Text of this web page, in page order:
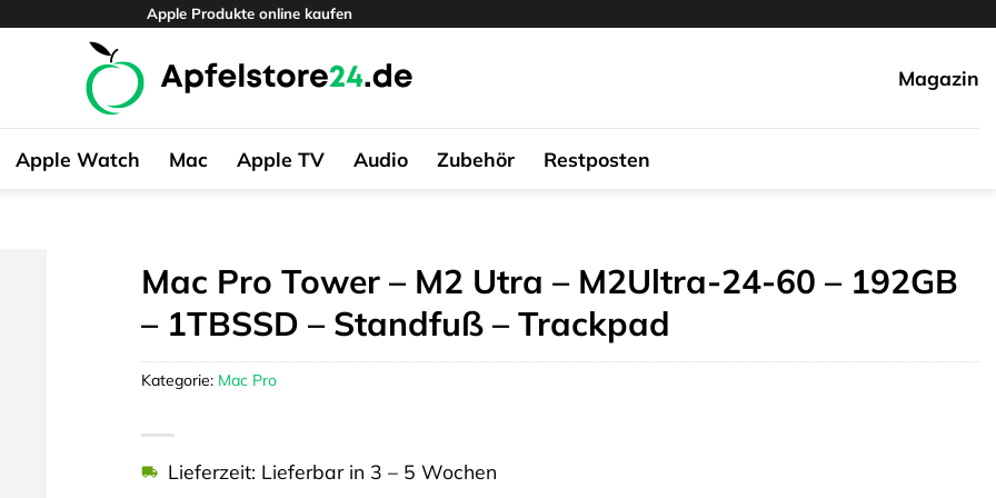
Apple Produkte online kaufen
Magazin
Apple Watch Mac Apple TV Audio Zubehör Restposten
Mac Pro Tower – M2 Utra – M2Ultra-24-60 – 192GB
– 1TBSSD – Standfuß – Trackpad
Lieferzeit: Lieferbar in 3 – 5 Wochen
Kategorie: Mac Pro